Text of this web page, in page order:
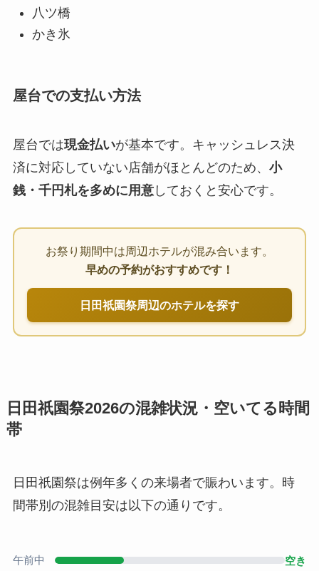
八ツ橋
かき氷
屋台での支払い方法
屋台では現金払いが基本です。キャッシュレス決
済に対応していない店舗がほとんどのため、 小
銭・千円札を多めに用意しておくと安心です。
お祭り期間中は周辺ホテルが混み合います。
早めの予約がおすすめです！
日田祇園祭周辺のホテルを探す
日田祇園祭2026の混雑状況・空いてる時間
帯
日田祇園祭は例年多くの来場者で賑わいます。時
間帯別の混雑目安は以下の通りです。
午前中 空き